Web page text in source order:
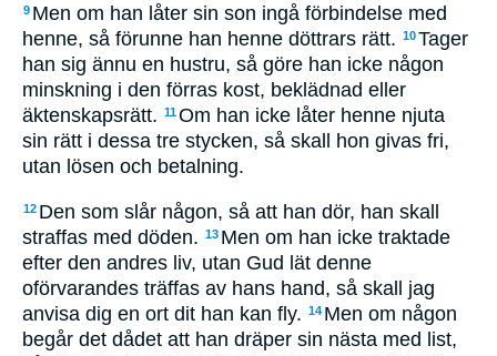
9 Men om han låter sin son ingå förbindelse med
henne, så förunne han henne döttrars rätt. 10Tager
han sig ännu en hustru, så göre han icke någon
minskning i den förras kost, beklädnad eller
äktenskapsrätt. 11Om han icke låter henne njuta
sin rätt i dessa tre stycken, så skall hon givas fri,
utan lösen och betalning.
12 Den som slår någon, så att han dör, han skall
straffas med döden. 13 Men om han icke traktade
efter den andres liv, utan Gud lät denne
oförvarandes träffas av hans hand, så skall jag
anvisa dig en ort dit han kan fly. 14 Men om någon
begår det dådet att han dräper sin nästa med list,